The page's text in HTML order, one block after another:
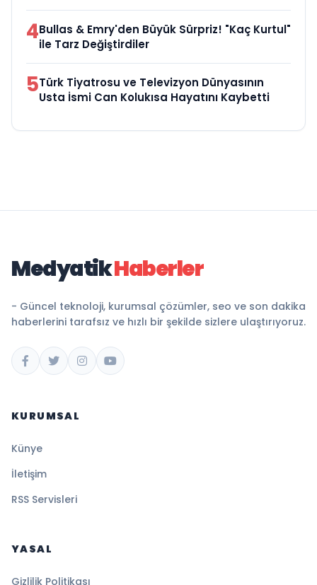
4Bullas & Emry'den Büyük Sürpriz! "Kaç Kurtul"
ile Tarz Değiştirdiler
5Türk Tiyatrosu ve Televizyon Dünyasının
Usta İsmi Can Kolukısa Hayatını Kaybetti
MedyatikHaberler
- Güncel teknoloji, kurumsal çözümler, seo ve son dakika
haberlerini tarafsız ve hızlı bir şekilde sizlere ulaştırıyoruz.
KURUMSAL
Künye
İletişim
RSS Servisleri
YASAL
Gizlilik Politikası